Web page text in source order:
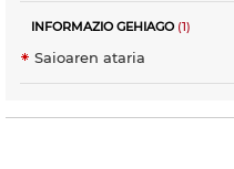
INFORMAZIO GEHIAGO(1)
Saioaren ataria